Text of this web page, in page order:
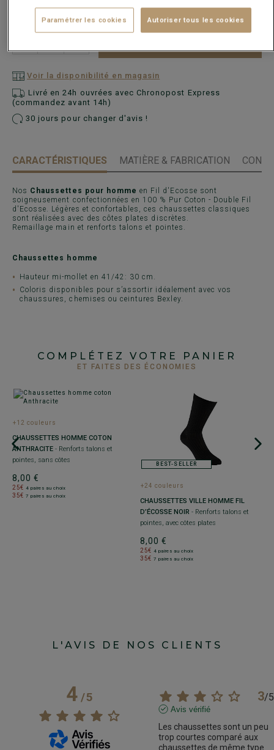
Voir la disponibilité en magasin
Livré en 24h ouvrées avec Chronopost Express
(commandez avant 14h)
30 jours pour changer d'avis !
CARACTÉRISTIQUES MATIÈRE & FABRICATION
Nos Chaussettes pour homme en Fil d'Ecosse sont
soigneusement confectionnées en 100 % Pur Coton - Double Fil
d'Ecosse. Légères et confortables, ces chaussettes classiques
sont réalisées avec des côtes plates discrètes.
Remaillage main et renforts talons et pointes.
Chaussettes homme
Hauteur mi-mollet en 41/42: 30 cm.
Coloris disponibles pour s’assortir idéalement avec vos
chaussures, chemises ou ceintures Bexley.
COMPLÉTEZ VOTRE PANIER
ET FAITES DES ÉCONOMIES
+12 couleurs
CHAUSSETTES HOMME COTON
ANTHRACITE - Renforts talons et
pointes, sans côtes
8,00 €
25€ 4 paires au choix
35€ 7 paires au choix
BEST-SELLER
+24 couleurs
CHAUSSETTES VILLE HOMME FIL
D’ÉCOSSE NOIR - Renforts talons et
pointes, avec côtes plates
8,00 €
25€ 4 paires au choix
35€ 7 paires au choix
L'AVIS DE NOS CLIENTS
4/5 3/5
Avis vérifié
Les chaussettes sont un peu
trop courtes comparé aux
chaussettes de même type
Paramétrer les cookies Autoriser tous les cookies